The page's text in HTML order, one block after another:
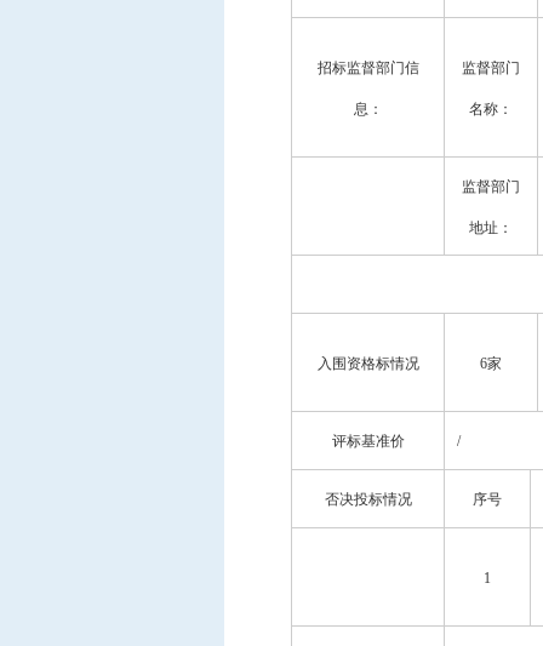
招标监督部门信
息：
监督部门
名称：
监督部门
地址：
入围资格标情况 6家
评标基准价 /
否决投标情况 序号
1